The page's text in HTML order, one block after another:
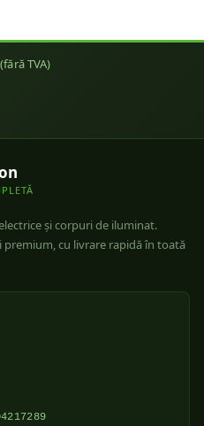
TVA)
și corpuri de iluminat.
premium, cu livrare rapidă în toată